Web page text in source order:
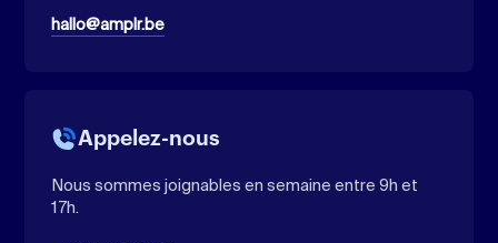
hallo@amplr.be
Appelez-nous
Nous sommes joignables en semaine entre 9h et
17h.